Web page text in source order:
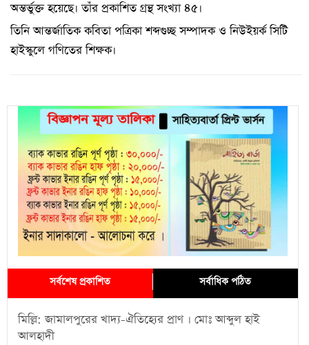
অম্তর্ভুক্ত হয়েছে। তাঁর প্রকাশিত গ্রন্থ সংখ্যা ৪৫।
তিনি আন্তর্জাতিক কবিতা পত্রিকা শব্দগুচ্ছ সম্পাদক ও নিউইয়র্ক সিটি
হাইস্কুলে গণিতের শিক্ষক।
সর্বশেষ প্রকাশিত সর্বাধিক পঠিত
মিল্লি: জামালপুরের খাদ্য-ঐতিহ্যের প্রাণ । মোঃ আব্দুল হাই
আলহাদী